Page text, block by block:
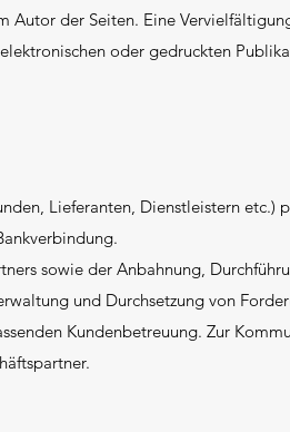
Autor der Seiten. Eine
oder gedruckten
Lieferanten, Dienstleistern etc.)
sowie der Anbahnung,
und Durchsetzung von
Kundenbetreuung. Zur